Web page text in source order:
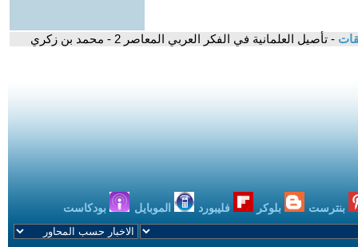
- تأصيل العلمانية في الفكر العربي المعاصر 2 - محمد بن زكري
بنترست بلوكر فليبورد الموبايل بودكاست